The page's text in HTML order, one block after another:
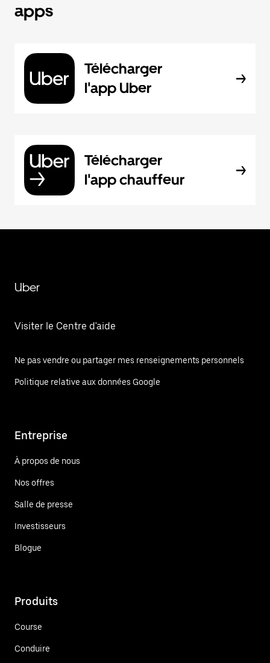
apps
Télécharger
l'app Uber
Télécharger
l'app chauffeur
Uber
Visiter le Centre d'aide
Ne pas vendre ou partager mes renseignements personnels
Politique relative aux données Google
Entreprise
À propos de nous
Nos offres
Salle de presse
Investisseurs
Blogue
Produits
Course
Conduire